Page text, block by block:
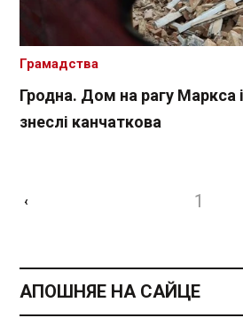
Гродна. Дом на рагу Маркса
знеслі канчаткова
Грамадства
‹ 1
АПОШНЯЕ НА САЙЦЕ